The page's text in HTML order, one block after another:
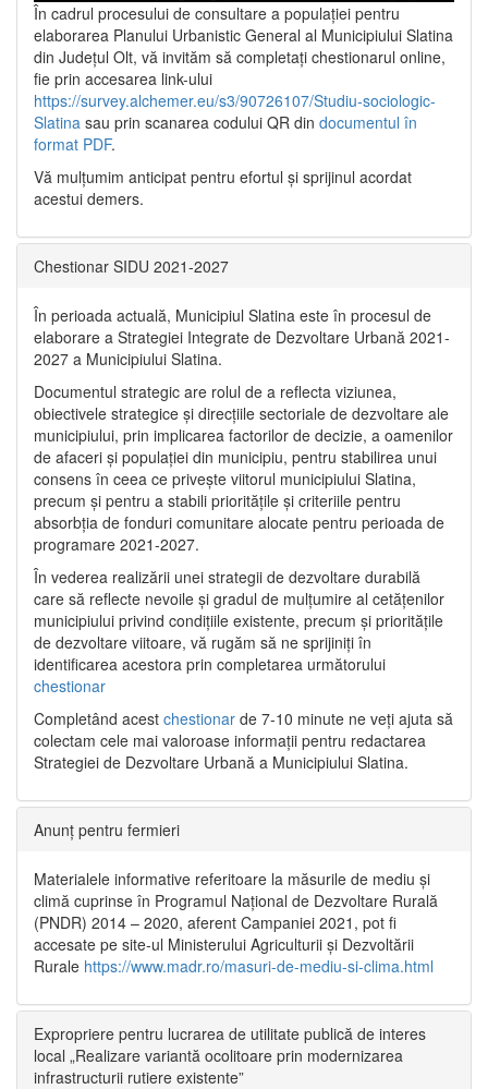
În cadrul procesului de consultare a populaţiei pentru
elaborarea Planului Urbanistic General al Municipiului Slatina
din Județul Olt, vă invităm să completați chestionarul online,
fie prin accesarea link-ului
https://survey.alchemer.eu/s3/90726107/Studiu-sociologic-
Slatina sau prin scanarea codului QR din documentul în
format PDF.
Vă mulţumim anticipat pentru efortul şi sprijinul acordat
acestui demers.
Chestionar SIDU 2021-2027
În perioada actuală, Municipiul Slatina este în procesul de
elaborare a Strategiei Integrate de Dezvoltare Urbană 2021‐
2027 a Municipiului Slatina.
Documentul strategic are rolul de a reflecta viziunea,
obiectivele strategice și direcțiile sectoriale de dezvoltare ale
municipiului, prin implicarea factorilor de decizie, a oamenilor
de afaceri și populației din municipiu, pentru stabilirea unui
consens în ceea ce privește viitorul municipiului Slatina,
precum și pentru a stabili prioritățile și criteriile pentru
absorbția de fonduri comunitare alocate pentru perioada de
programare 2021-2027.
În vederea realizării unei strategii de dezvoltare durabilă
care să reflecte nevoile și gradul de mulțumire al cetățenilor
municipiului privind condițiile existente, precum și prioritățile
de dezvoltare viitoare, vă rugăm să ne sprijiniți în
identificarea acestora prin completarea următorului
chestionar
Completând acest chestionar de 7-10 minute ne veți ajuta să
colectam cele mai valoroase informații pentru redactarea
Strategiei de Dezvoltare Urbană a Municipiului Slatina.
Anunț pentru fermieri
Materialele informative referitoare la măsurile de mediu și
climă cuprinse în Programul Național de Dezvoltare Rurală
(PNDR) 2014 – 2020, aferent Campaniei 2021, pot fi
accesate pe site-ul Ministerului Agriculturii și Dezvoltării
Rurale https://www.madr.ro/masuri-de-mediu-si-clima.html
Expropriere pentru lucrarea de utilitate publică de interes
local „Realizare variantă ocolitoare prin modernizarea
infrastructurii rutiere existente”